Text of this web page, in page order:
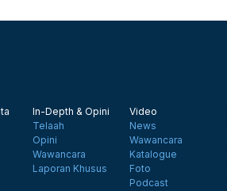
In-Depth & Opini
Telaah
Opini
Wawancara
Laporan Khusus
Video
News
Wawancara
Katalogue
Foto
Podcast